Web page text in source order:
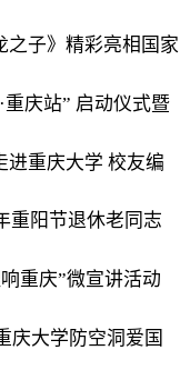
之子》精彩亮相国家
庆站” 启动仪式暨
进重庆大学 校友编
重阳节退休老同志
重庆”微宣讲活动
庆大学防空洞爱国